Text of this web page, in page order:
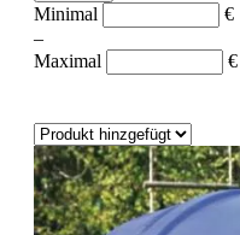
Minimal
€
–
Maximal
€